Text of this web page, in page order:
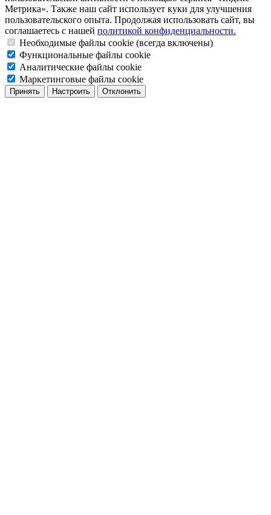
Метрика». Также наш сайт использует куки для улучшения
пользовательского опыта. Продолжая использовать сайт, вы
соглашаетесь с нашей политикой конфиденциальности.
Необходимые файлы cookie (всегда включены)
Функциональные файлы cookie
Аналитические файлы cookie
Маркетинговые файлы cookie
Принять Настроить Отклонить